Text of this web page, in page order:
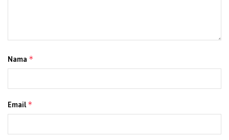
Ia juga mengingatkan pentingnya membawa Kartu Nusuk,
Nama *
Email*